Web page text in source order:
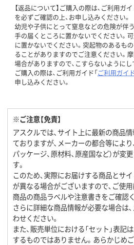
【返品について】ご購入の際は、ご利用ガイ
を必ずご確認の上、お申し込みください。
幼児や子供にとって窒息などの危険が伴
手の届くところに置かないでください。
に置かないでください。突起物のあるも
ることがありますのでご注意ください。
場合がありますので、こすらないようにし
ご購入の際は、ご利用ガイド「ご利用ガイド
申し込みください。
※ご注意【免責】
アスクルでは、サイト上に最新の商品
ておりますが、メーカーの都合等により
パッケージ、原材料、原産国など）が変
す。
このため、実際にお届けする商品とサ
が異なる場合がございますので、ご使
商品の商品ラベルや注意書きをご確認
さらに詳細な商品情報が必要な場合は
わせください。
また、販売単位における「セット」表記
するものではありません。あらかじめ